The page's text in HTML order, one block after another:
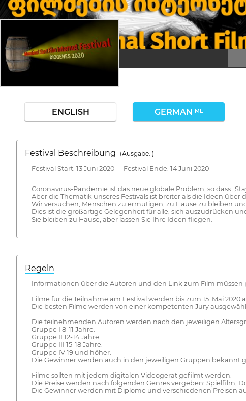
ENGLISH GERMAN ML
Festival Beschreibung
(Ausgabe: )
Festival Start: 13 Juni 2020 Festival Ende: 14 Juni 2020
Coronavirus-Pandemie ist das neue globale Problem, so dass
Aber die Thematik unseres Festivals ist breiter als die Ideen über
Wir versuchen, Menschen zu ermutigen, zu Hause zu bleiben
Dies ist die großartige Gelegenheit für alle, sich auszudrücken
Sie bleiben zu Hause, aber lassen Sie Ihre Ideen fliegen.
Regeln
Informationen über die Autoren und den Link zum Film
Filme für die Teilnahme am Festival werden bis zum 15. Mai 2020
Die besten Filme werden von einer kompetenten Jury
Die teilnehmenden Autoren werden nach den jeweiligen
Gruppe I 8-11 Jahre.
Gruppe II 12-14 Jahre.
Gruppe III 15-18 Jahre.
Gruppe IV 19 und höher.
Die Gewinner werden auch in den jeweiligen Gruppen bekannt
Filme sollten mit jedem digitalen Videogerät gefilmt werden.
Die Preise werden nach folgenden Genres vergeben: Spielfilm,
Die Gewinner werden mit Diplome und verschiedenen Preisen